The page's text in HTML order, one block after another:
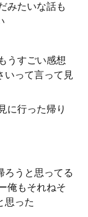
みたいな話も
うすごい感想
いって言って見
に行った帰り
ろうと思ってる
俺もそれねそ
思った